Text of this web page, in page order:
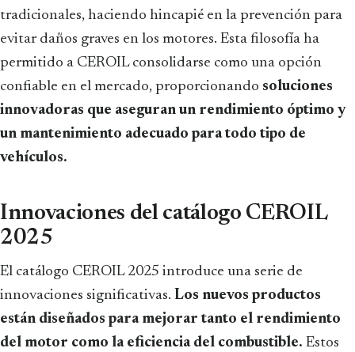
tradicionales, haciendo hincapié en la prevención para
evitar daños graves en los motores. Esta filosofía ha
permitido a CEROIL consolidarse como una opción
confiable en el mercado, proporcionando soluciones
innovadoras que aseguran un rendimiento óptimo y
un mantenimiento adecuado para todo tipo de
vehículos.
Innovaciones del catálogo CEROIL
2025
El catálogo CEROIL 2025 introduce una serie de
innovaciones significativas. Los nuevos productos
están diseñados para mejorar tanto el rendimiento
del motor como la eficiencia del combustible. Estos